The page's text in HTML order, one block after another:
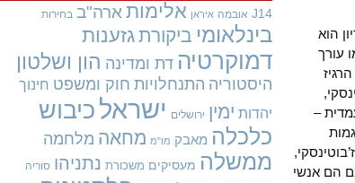
הוא
עורך
1959. המאמר הזה הרגיז
–
הם אנשי
J14 אובמה איראן אלימות ארה"ב בחירות
בינלאומי ביקורתגזענות
דמוקרטיה דת ומדינה הון ושלטון
היסטוריה התנחלויות חוק ומשפט חינוך
יהדות ימין ירושלים ישראל כיבוש
כלכלה מאבק מו"מ מחאה מלחמה
ממשלה מעסיקים משכורת נתניהו סוריה